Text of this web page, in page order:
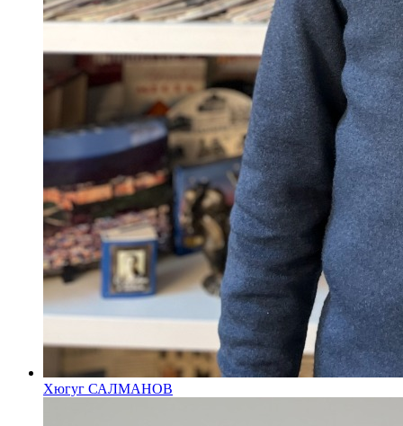
Хюгуг САЛМАНОВ